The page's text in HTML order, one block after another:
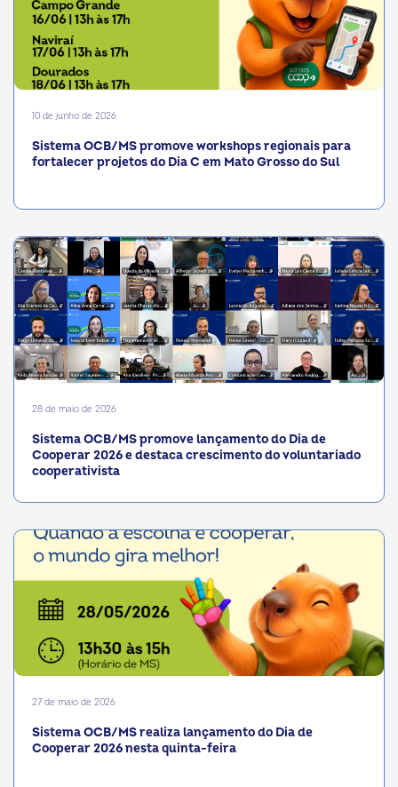
10 de junho de 2026
Sistema OCB/MS promove workshops regionais para
fortalecer projetos do Dia C em Mato Grosso do Sul
28 de maio de 2026
Sistema OCB/MS promove lançamento do Dia de
Cooperar 2026 e destaca crescimento do voluntariado
cooperativista
27 de maio de 2026
Sistema OCB/MS realiza lançamento do Dia de
Cooperar 2026 nesta quinta-feira